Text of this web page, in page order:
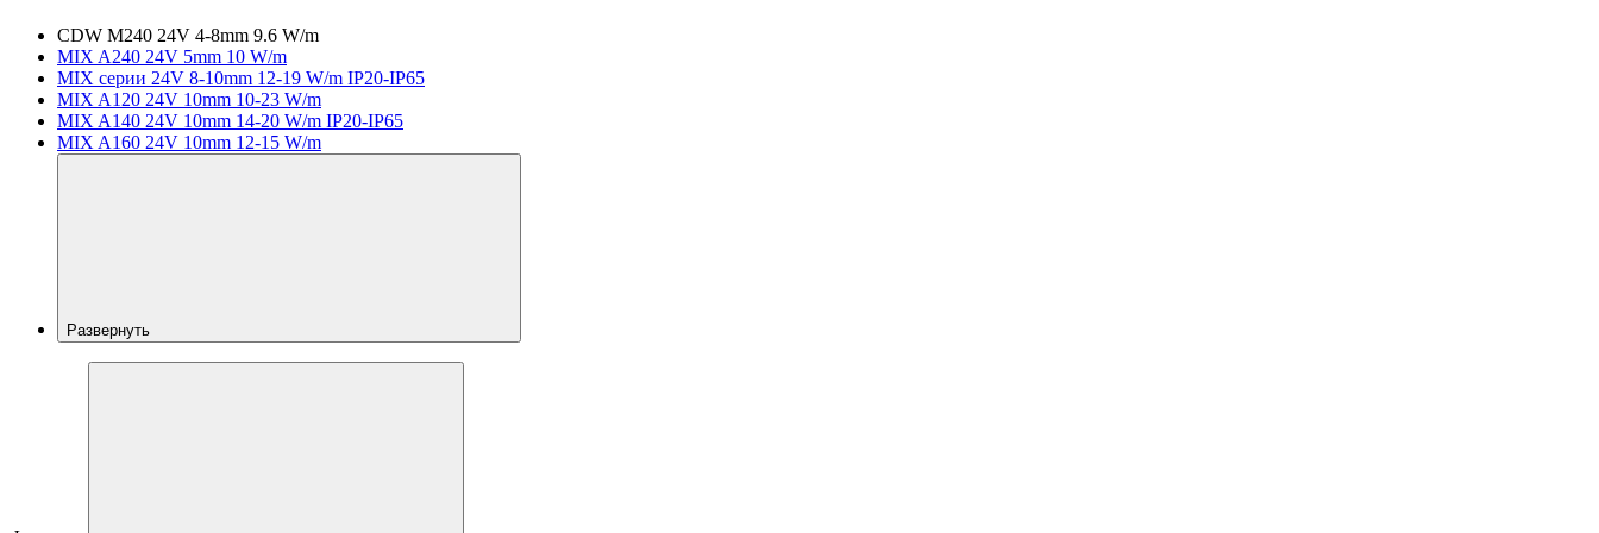
CDW M240 24V 4-8mm 9.6 W/m
MIX A240 24V 5mm 10 W/m
MIX серии 24V 8-10mm 12-19 W/m IP20-IP65
MIX A120 24V 10mm 10-23 W/m
MIX A140 24V 10mm 14-20 W/m IP20-IP65
MIX A160 24V 10mm 12-15 W/m
Развернуть